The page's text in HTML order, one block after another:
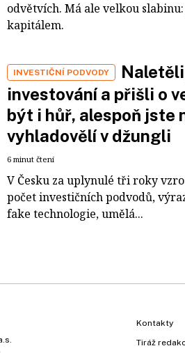
odvětvích. Má ale velkou
kapitálem.
INVESTIČNÍ PODVODY
investování a přišli o
být i hůř, alespoň jste
vyhladovělí v džungli
6 minut čtení
V Česku za uplynulé tři roky
počet investičních podvodů,
fake technologie, umělá...
Kontakty
Tiráž